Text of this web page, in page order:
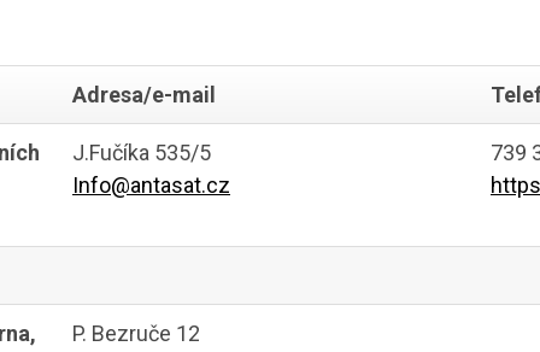
Adresa/e-mail
J.Fučíka 535/5
Info@antasat.cz
739
P. Bezruče 12